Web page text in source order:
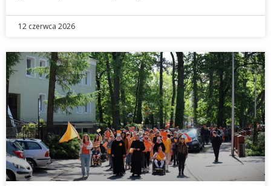
12 czerwca 2026